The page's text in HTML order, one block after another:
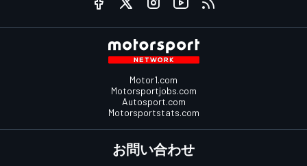
Motor1.com
Motorsportjobs.com
Autosport.com
Motorsportstats.com
お問い合わせ